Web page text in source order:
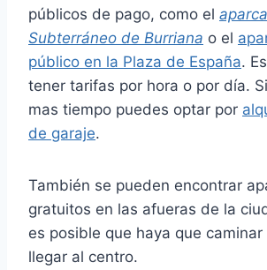
públicos de pago, como el
Subterráneo de Burriana o el
público en la Plaza de España.
tener tarifas por hora o por día.
mas tiempo puedes optar por
de garaje.
También se pueden encontrar
gratuitos en las afueras de la
es posible que haya que
llegar al centro.